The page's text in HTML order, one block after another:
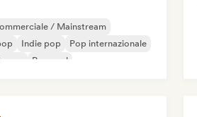
/ Mainstream
Indie pop
Pop internazionale
Pop soul